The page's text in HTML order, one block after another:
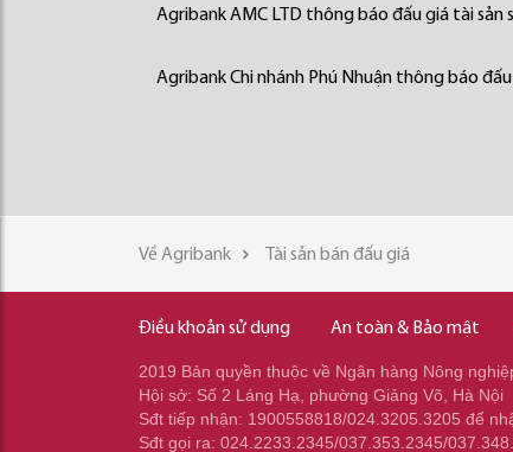
Agribank AMC LTD thông báo đấu giá tài sản
Agribank Chi nhánh Phú Nhuận thông báo
Về Agribank Tài sản bán đấu giá
Điều khoản sử dụng An toàn & Bảo mật
2019 Bản quyền thuộc về Ngân hàng Nông
Hội sở: Số 2 Láng Hạ, phường Giảng Võ, Hà Nội
Sđt tiếp nhận: 1900558818/024.3205.3205 để
Sđt gọi ra: 024.2233.2345/037.353.2345/